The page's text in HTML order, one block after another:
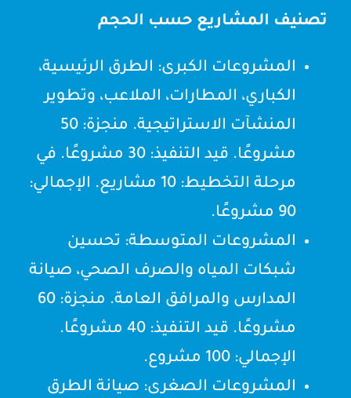
تصنيف المشاريع حسب الحجم
المشروعات الكبرى: الطرق الرئيسية،
الكباري، المطارات، الملاعب، وتطوير
المنشآت الاستراتيجية. منجزة: 50
مشروعًا. قيد التنفيذ: 30 مشروعًا. في
مرحلة التخطيط: 10 مشاريع. الإجمالي:
90 مشروعًا.
المشروعات المتوسطة: تحسين
شبكات المياه والصرف الصحي، صيانة
المدارس والمرافق العامة. منجزة: 60
مشروعًا. قيد التنفيذ: 40 مشروعًا.
الإجمالي: 100 مشروع.
المشروعات الصغرى: صيانة الطرق